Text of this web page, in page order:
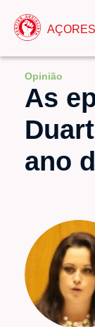
AÇORES
Opinião
As
ano